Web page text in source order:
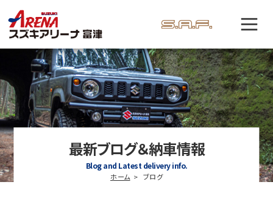
最新ブログ＆納車情報
Blog and Latest delivery info.
ホーム ブログ